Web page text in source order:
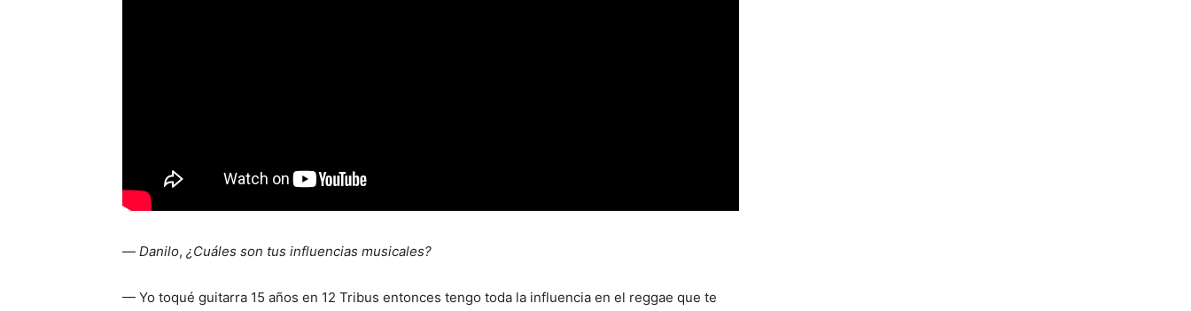
— Danilo, ¿Cuáles son tus influencias musicales?
— Yo toqué guitarra 15 años en 12 Tribus entonces tengo toda la influencia en el reggae que te